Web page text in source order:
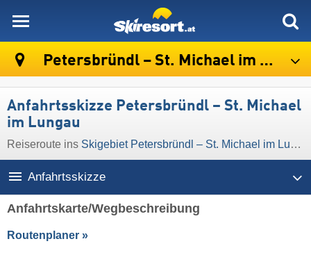
Petersbründl – St. Michael im Lungau
Anfahrtsskizze Petersbründl – St. Michael
im Lungau
Reiseroute ins Skigebiet Petersbründl – St. Michael im Lungau
Anfahrtsskizze
Anfahrtskarte/Wegbeschreibung
Routenplaner »